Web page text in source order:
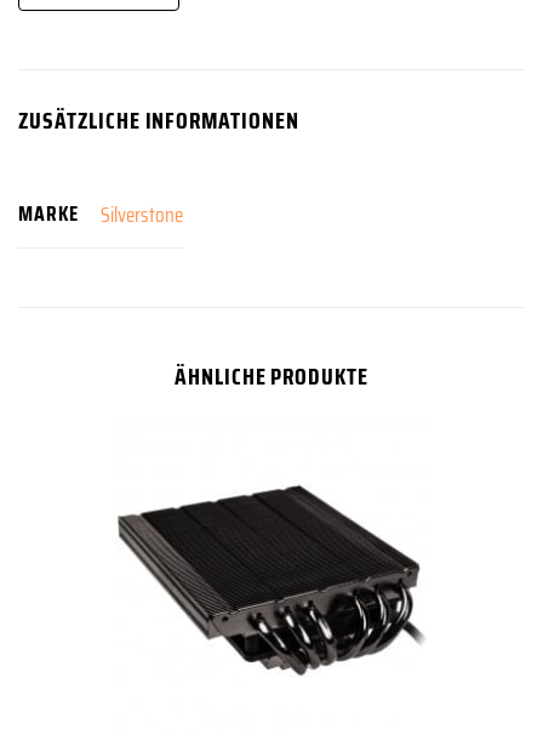
ZUSÄTZLICHE INFORMATIONEN
MARKE Silverstone
ÄHNLICHE PRODUKTE